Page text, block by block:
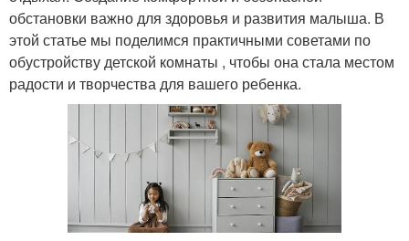
обстановки важно для здоровья и развития малыша. В
этой статье мы поделимся практичными советами по
обустройству детской комнаты , чтобы она стала местом
радости и творчества для вашего ребенка.